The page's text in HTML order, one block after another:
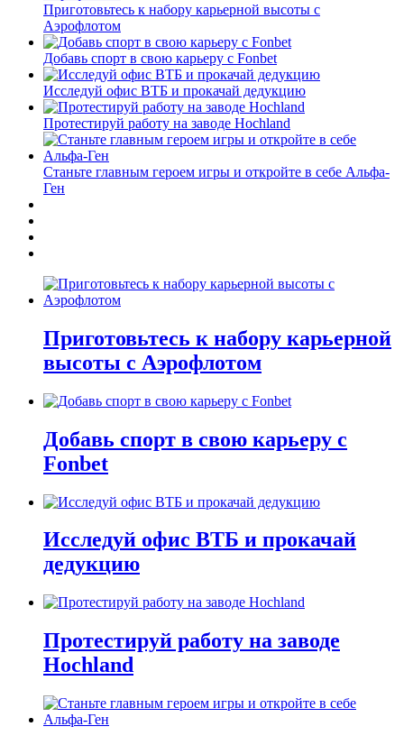
Приготовьтесь к набору карьерной высоты с
Аэрофлотом
Добавь спорт в свою карьеру с Fonbet
Исследуй офис ВТБ и прокачай дедукцию
Протестируй работу на заводе Hochland
Станьте главным героем игры и откройте в себе Альфа-
Ген
Приготовьтесь к набору карьерной
высоты с Аэрофлотом
Добавь спорт в свою карьеру с
Fonbet
Исследуй офис ВТБ и прокачай
дедукцию
Протестируй работу на заводе
Hochland